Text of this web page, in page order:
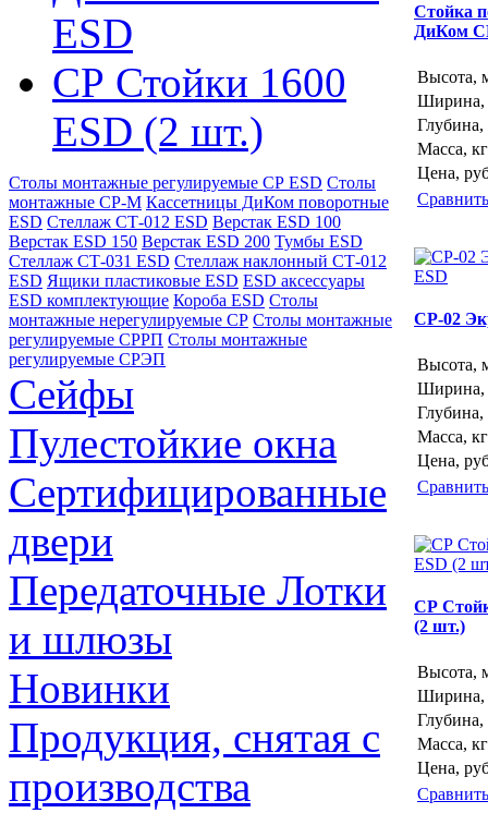
ESD
СР Стойки 1600
ESD (2 шт.)
Столы монтажные регулируемые СР ESD Столы
монтажные СР-М Кассетницы ДиКом поворотные
ESD Стеллаж СТ-012 ESD Верстак ESD 100
Верстак ESD 150 Верстак ESD 200 Тумбы ESD
Стеллаж СТ-031 ESD Стеллаж наклонный СТ-012
ESD Ящики пластиковые ESD ESD аксессуары
ESD комплектующие Короба ESD Столы
монтажные нерегулируемые СР Столы монтажные
регулируемые СРРП Столы монтажные
регулируемые СРЭП
Сейфы
Пулестойкие окна
Сертифицированные
двери
Передаточные Лотки
и шлюзы
Новинки
Продукция, снятая с
производства
Стойка
ДиКом
Высота,
Масса, кг
Цена,
Сравнить
СР-02
Высота,
Масса, кг
Цена,
Сравнить
СР
(2 шт.)
Высота,
Масса, кг
Цена,
Сравнить